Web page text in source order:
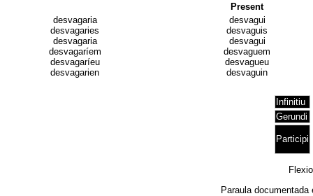
Present
desvagaria
desvagaries
desvagaria
desvagaríem
desvagaríeu
desvagarien
desvagui
desvaguis
desvagui
desvaguem
desvagueu
desvaguin
Infinitiu
Gerundi
Participi
Paraula